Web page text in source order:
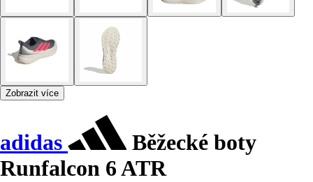
Zobrazit více
adidas
Běžecké boty
Runfalcon 6 ATR